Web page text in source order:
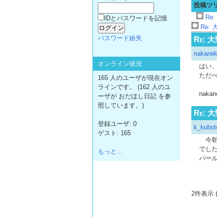
投稿ツ
Re:
Re:
nakanek
はい
ただ
Re:
今朝
でし
パー
2件表示
IDとパスワードを記憶
パスワード紛失
オンライン状況
165 人のユーザが現在オン
ラインです。 (162 人のユ
ーザが おだほし日記 を参
照しています。)
登録ユーザ: 0
ゲスト: 165
もっと...